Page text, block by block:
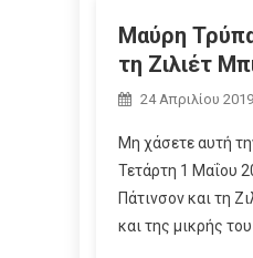
Μαύρη
τη Ζιλιέτ
24 Απριλίου 2019
Μη χάσετε αυτή
Τετάρτη 1 Μαΐου
Πάτινσον και τη
και της μικρής του